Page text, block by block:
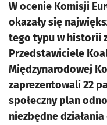
W ocenie Komisji
okazały się
tego typu w historii
Przedstawiciele
Międzynarodowej
zaprezentowali 22
społeczny plan
niezbędne